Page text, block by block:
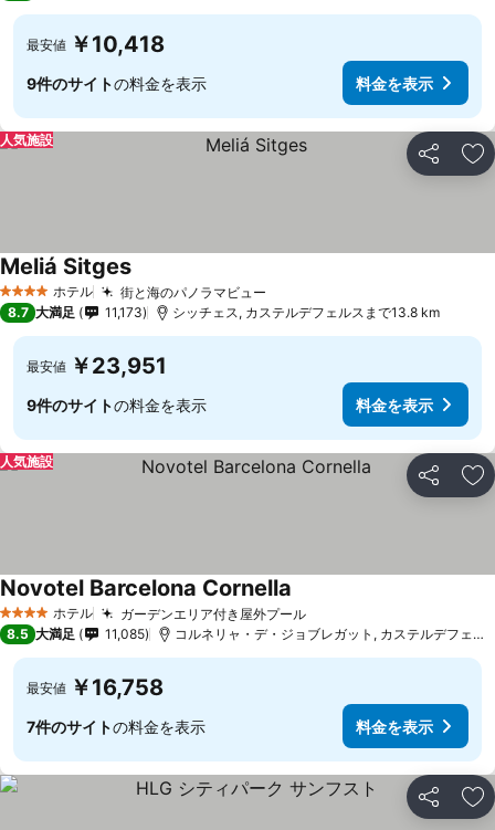
最安値 ￥10,418
9件のサイトの料金を表示 料金を表示
シェア お
人気施設
4 ホテルのランク
ホテル 街と海のパノラマビュー
Meliá Sitges
8.7 大満足 11,173 シッチェス, カステルデフェルスまで13.8 km
最安値 ￥23,951
9件のサイトの料金を表示 料金を表示
シェア お
人気施設
4 ホテルのランク
ホテル ガーデンエリア付き屋外プール
Novotel Barcelona Cornella
8.5 大満足 11,085 コルネリャ・デ・ジョブレガット, カステルデフェルスまで12.2 km
最安値 ￥16,758
7件のサイトの料金を表示 料金を表示
シェア お